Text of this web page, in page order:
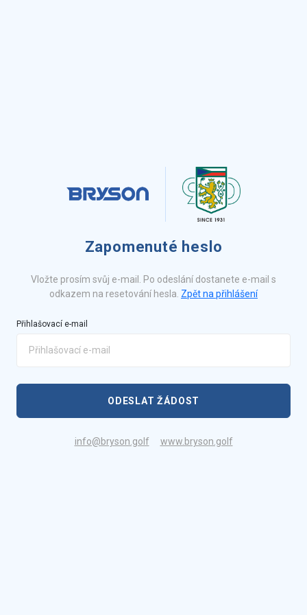
Zapomenuté heslo
Vložte prosím svůj e-mail. Po odeslání dostanete e-mail s
odkazem na resetování hesla. Zpět na přihlášení
Přihlašovací e-mail
ODESLAT ŽÁDOST
info@bryson.golf www.bryson.golf